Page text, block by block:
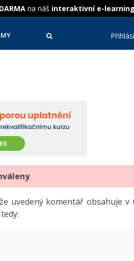
na náš interaktivní e-learning
.
uvedený komentář obsahuje v